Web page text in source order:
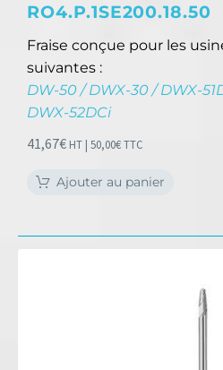
RO4.P.1SE200.18.50
Fraise conçue pour les
suivantes :
DW-50 / DWX-30 / DWX-
DWX-52DCi
41,67€ HT | 50,00€TTC
Ajouter au panier